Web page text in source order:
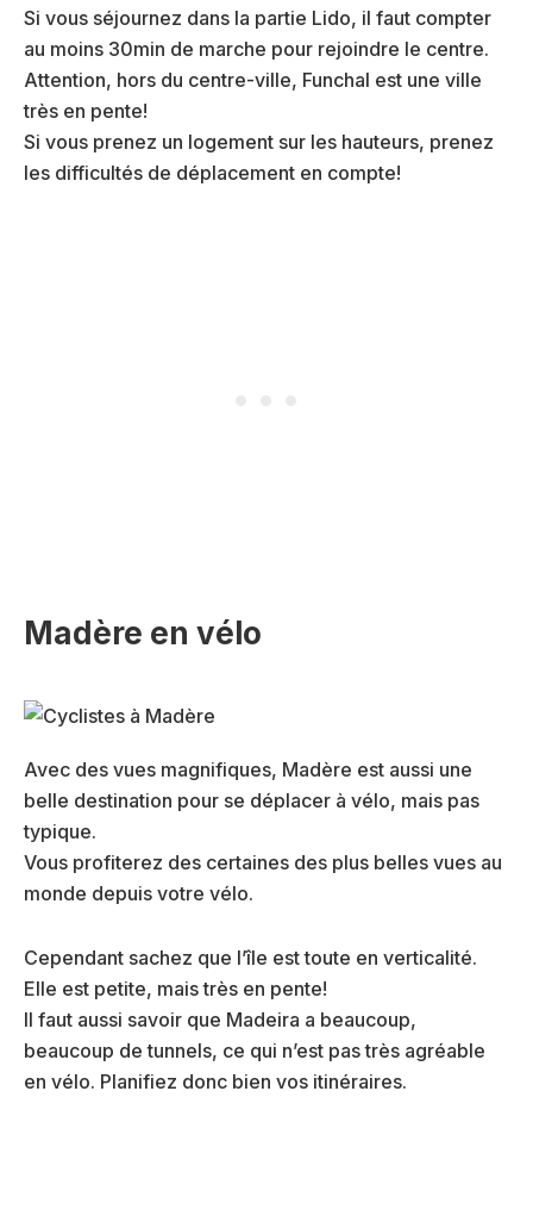
Si vous séjournez dans la partie Lido, il faut compter
au moins 30min de marche pour rejoindre le centre.
Attention, hors du centre-ville, Funchal est une ville
très en pente!
Si vous prenez un logement sur les hauteurs, prenez
les difficultés de déplacement en compte!
Madère en vélo
Avec des vues magnifiques, Madère est aussi une
belle destination pour se déplacer à vélo, mais pas
typique.
Vous profiterez des certaines des plus belles vues au
monde depuis votre vélo.
Cependant sachez que l’île est toute en verticalité.
Elle est petite, mais très en pente!
Il faut aussi savoir que Madeira a beaucoup,
beaucoup de tunnels, ce qui n’est pas très agréable
en vélo. Planifiez donc bien vos itinéraires.